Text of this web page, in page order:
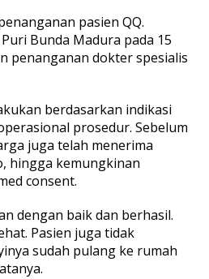
pasien QQ.
Bunda Madura pada 15
penanganan dokter spesialis
berdasarkan indikasi
prosedur. Sebelum
juga telah menerima
hingga kemungkinan
consent.
dengan baik dan berhasil.
Pasien juga tidak
sudah pulang ke rumah